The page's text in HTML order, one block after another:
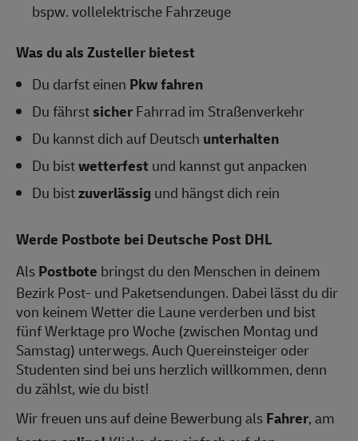
bspw. vollelektrische Fahrzeuge
Was du als Zusteller bietest
Du darfst einen Pkw fahren
Du fährstsicherFahrrad im Straßenverkehr
Du kannst dich auf Deutsch unterhalten
Du bistwetterfest und kannst gut anpacken
Du bistzuverlässigund hängst dich rein
Werde Postbote bei Deutsche Post DHL
AlsPostbote bringst du den Menschen in deinem
Bezirk Post- und Paketsendungen. Dabei lässt du dir
von keinem Wetter die Laune verderben und bist
fünf Werktage pro Woche (zwischen Montag und
Samstag) unterwegs. Auch Quereinsteiger oder
Studenten sind bei uns herzlich willkommen, denn
du zählst, wie du bist!
Wir freuen uns auf deine Bewerbung alsFahrer, am